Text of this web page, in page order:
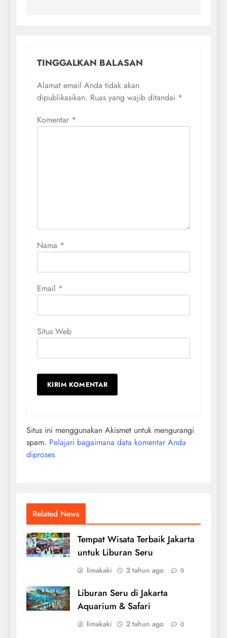
TINGGALKAN BALASAN
Alamat email Anda tidak akan
dipublikasikan. Ruas yang wajib ditandai *
Komentar *
Nama *
Email *
Situs Web
Situs ini menggunakan Akismet untuk mengurangi
spam. Pelajari bagaimana data komentar Anda
diproses
Related News
Tempat Wisata Terbaik Jakarta
untuk Liburan Seru
limakaki 2 tahun ago 0
Liburan Seru di Jakarta
Aquarium & Safari
limakaki 2 tahun ago 0